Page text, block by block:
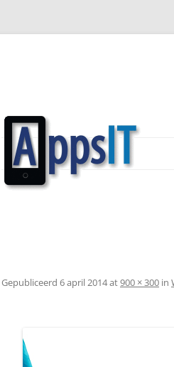
Ga
Gepubliceerd 6 april 2014at900 × 300 in